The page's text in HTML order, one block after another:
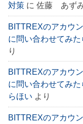
対策 に佐藤 あず
BITTREXのアカウ
に問い合わせてみた
り
BITTREXのアカウ
に問い合わせてみた
らほい より
BITTREXのアカウ